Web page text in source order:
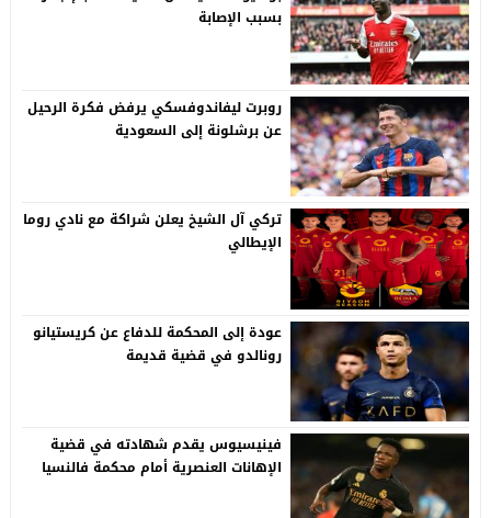
بسبب الإصابة
روبرت ليفاندوفسكي يرفض فكرة الرحيل
عن برشلونة إلى السعودية
تركي آل الشيخ يعلن شراكة مع نادي روما
الإيطالي
عودة إلى المحكمة للدفاع عن كريستيانو
رونالدو في قضية قديمة
فينيسيوس يقدم شهادته في قضية
الإهانات العنصرية أمام محكمة فالنسيا